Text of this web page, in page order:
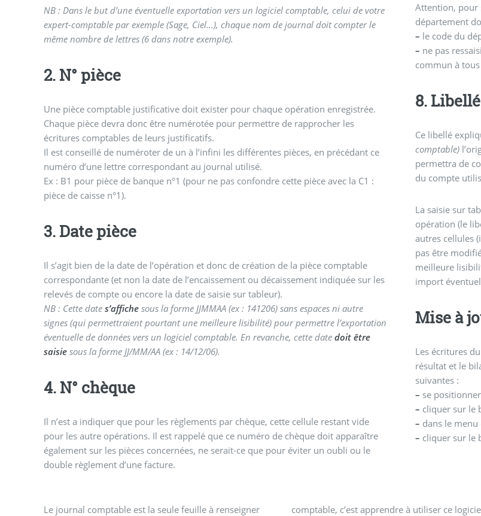
NB : Dans le but d’une éventuelle exportation vers un logiciel comptable, celui de votre
expert-comptable par exemple (Sage, Ciel...), chaque nom de journal doit compter le
même nombre de lettres (6 dans notre exemple).
2. N° pièce
Une pièce comptable justificative doit exister pour chaque opération enregistrée.
Chaque pièce devra donc être numérotée pour permettre de rapprocher les
écritures comptables de leurs justificatifs.
Il est conseillé de numéroter de un à l’infini les différentes pièces, en précédant ce
numéro d’une lettre correspondant au journal utilisé.
Ex : B1 pour pièce de banque n°1 (pour ne pas confondre cette pièce avec la C1 :
pièce de caisse n°1).
3. Date pièce
Il s’agit bien de la date de l’opération et donc de création de la pièce comptable
correspondante (et non la date de l’encaissement ou décaissement indiquée sur les
relevés de compte ou encore la date de saisie sur tableur).
NB : Cette dates’affiche sous la forme JJMMAA (ex : 141206) sans espaces ni autre
signes (qui permettraient pourtant une meilleure lisibilité) pour permettre l’exportation
éventuelle de données vers un logiciel comptable. En revanche, cette datedoit être
saisie sous la forme JJ/MM/AA (ex : 14/12/06).
4. N° chèque
Il n’est a indiquer que pour les règlements par chèque, cette cellule restant vide
pour les autre opérations. Il est rappelé que ce numéro de chèque doit apparaître
également sur les pièces concernées, ne serait-ce que pour éviter un oubli ou le
double règlement d’une facture.
Attention, pour
département
– le code du
– ne pas
commun à
8.
Ce libellé
comptable)
permettra de
du compte
La saisie sur
opération (le
autres cellules
pas être
meilleure
import
Mise à
Les écritures
résultat et le
suivantes :
– se
– cliquer sur le
– dans le
– cliquer sur le
Le journal comptable est la seule feuille à renseigner
comptable, c’est apprendre à utiliser ce